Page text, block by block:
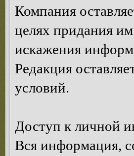
Компания
целях придания им
искажения
Редакция
условий.
Доступ к личной
Вся информация,